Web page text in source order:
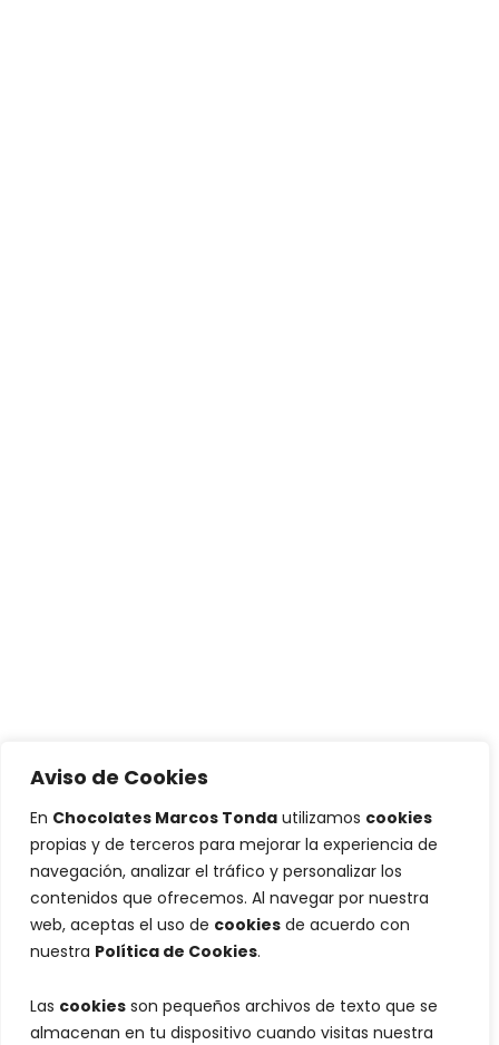
Aviso de Cookies
En Chocolates Marcos Tonda utilizamos cookies
propias y de terceros para mejorar la experiencia de
navegación, analizar el tráfico y personalizar los
contenidos que ofrecemos. Al navegar por nuestra
web, aceptas el uso de cookies de acuerdo con
nuestra Política de Cookies.
Las cookies son pequeños archivos de texto que se
almacenan en tu dispositivo cuando visitas nuestra